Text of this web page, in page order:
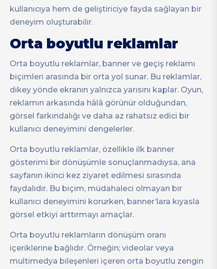
kullanıcıya hem de geliştiriciye fayda sağlayan bir
deneyim oluşturabilir.
Orta boyutlu reklamlar
Orta boyutlu reklamlar, banner ve geçiş reklamı
biçimleri arasında bir orta yol sunar. Bu reklamlar,
dikey yönde ekranın yalnızca yarısını kaplar. Oyun,
reklamın arkasında hâlâ görünür olduğundan,
görsel farkındalığı ve daha az rahatsız edici bir
kullanıcı deneyimini dengelerler.
Orta boyutlu reklamlar, özellikle ilk banner
gösterimi bir dönüşümle sonuçlanmadıysa, ana
sayfanın ikinci kez ziyaret edilmesi sırasında
faydalıdır. Bu biçim, müdahaleci olmayan bir
kullanıcı deneyimini korurken, banner’lara kıyasla
görsel etkiyi arttırmayı amaçlar.
Orta boyutlu reklamların dönüşüm oranı
içeriklerine bağlıdır. Örneğin; videolar veya
multimedya bileşenleri içeren orta boyutlu zengin